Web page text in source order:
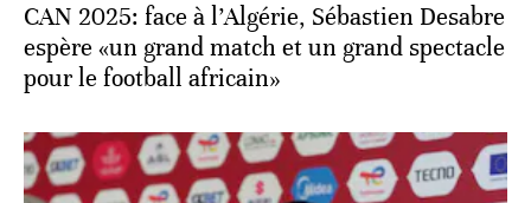
CAN 2025: face à l’Algérie, Sébastien Desabre
espère «un grand match et un grand spectacle
pour le football africain»